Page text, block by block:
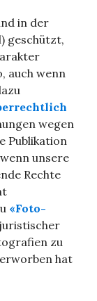
in der
geschützt,
auch wenn
wegen
Publikation
unsere
Rechte
«Foto-
zu
hat